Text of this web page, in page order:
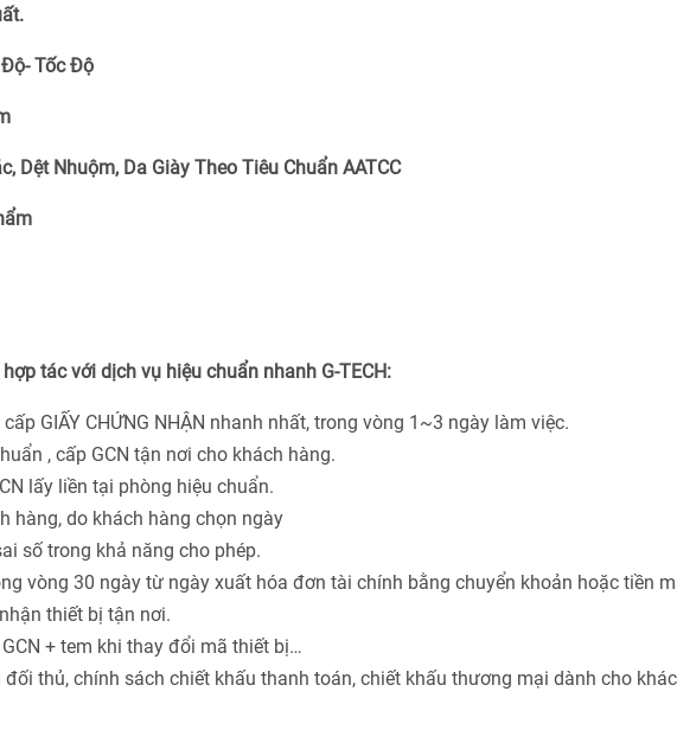
Tốc Độ
Dệt Nhuộm, Da Giày Theo Tiêu Chuẩn AATCC
tác với dịch vụ hiệu chuẩn nhanh G-TECH:
GIẤY CHỨNG NHẬN nhanh nhất, trong vòng 1~3 ngày làm việc.
, cấp GCN tận nơi cho khách hàng.
lấy liền tại phòng hiệu chuẩn.
do khách hàng chọn ngày
số trong khả năng cho phép.
vòng 30 ngày từ ngày xuất hóa đơn tài chính bằng chuyển khoản hoặc tiền
thiết bị tận nơi.
+ tem khi thay đổi mã thiết bị…
thủ, chính sách chiết khấu thanh toán, chiết khấu thương mại dành cho